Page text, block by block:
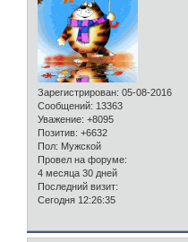
Зарегистрирован: 05-08-2016
Сообщений: 13363
Уважение: +8095
Позитив: +6632
Пол: Мужской
Провел на форуме:
4 месяца 30 дней
Последний визит:
Сегодня 12:26:35